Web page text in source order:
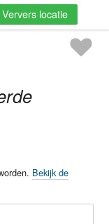
Ververs locatie
Bekijk de